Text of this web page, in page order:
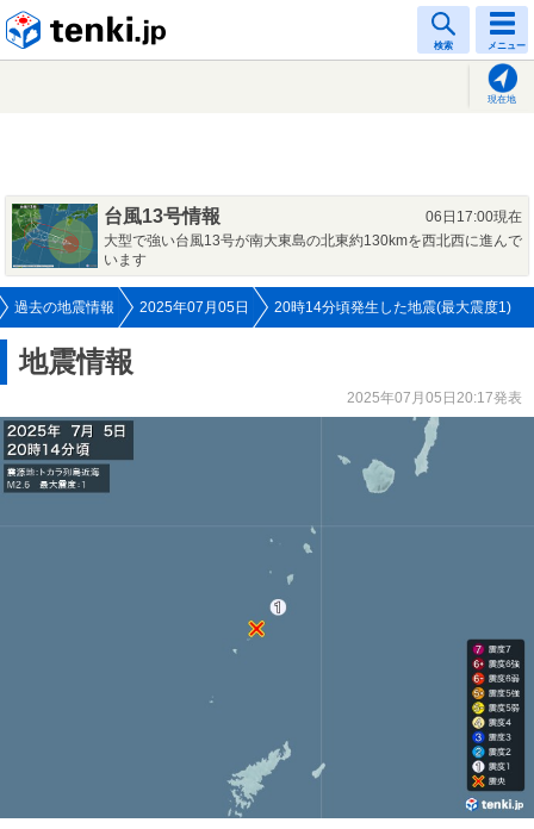
検索 メニュー
現在地
台風13号情報
06日17:00現在
大型で強い台風13号が南大東島の北東約130kmを西北西に進んで
います
過去の地震情報 2025年07月05日 20時14分頃発生した地震(最大震度1)
地震情報
2025年07月05日20:17発表